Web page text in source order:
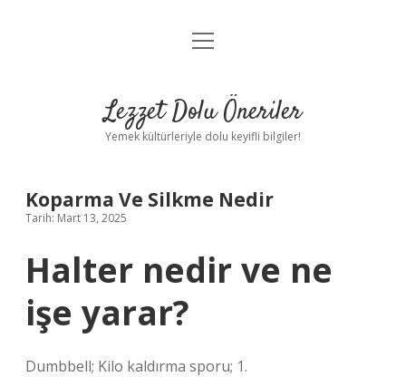
Anasayfa
Yasal Uyarı
menüyü
Lezzet Dolu Öneriler
Yemek kültürleriyle dolu keyifli bilgiler!
Koparma Ve Silkme Nedir
Tarih: Mart 13, 2025
Halter nedir ve ne
işe yarar?
Dumbbell; Kilo kaldırma sporu; 1.